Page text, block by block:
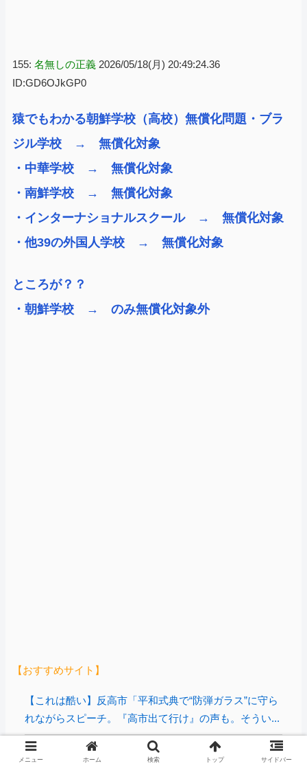
155: 名無しの正義 2026/05/18(月) 20:49:24.36
ID:GD6OJkGP0
猿でもわかる朝鮮学校（高校）無償化問題・ブラ
ジル学校 → 無償化対象
・中華学校 → 無償化対象
・南鮮学校 → 無償化対象
・インターナショナルスクール → 無償化対象
・他39の外国人学校 → 無償化対象
ところが？？
・朝鮮学校 → のみ無償化対象外
【おすすめサイト】
【これは酷い】反高市「平和式典で“防弾ガラス”に守ら
れながらスピーチ。『高市出て行け』の声も。そうい...
【閲覧注意動画】平和式典 広島ゲートパークにて中核
メニュー ホーム 検索 トップ サイドバー